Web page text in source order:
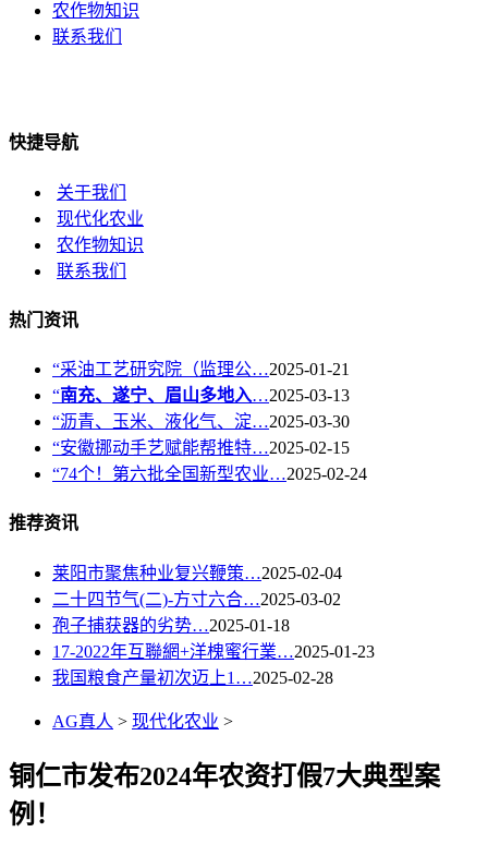
农作物知识
联系我们
快捷导航
关于我们
现代化农业
农作物知识
联系我们
热门资讯
“采油工艺研究院（监理公…2025-01-21
“南充、遂宁、眉山多地入…2025-03-13
“沥青、玉米、液化气、淀…2025-03-30
“安徽挪动手艺赋能帮推特…2025-02-15
“74个！第六批全国新型农业…2025-02-24
推荐资讯
莱阳市聚焦种业复兴鞭策…2025-02-04
二十四节气(二)-方寸六合…2025-03-02
孢子捕获器的劣势…2025-01-18
17-2022年互聯網+洋槐蜜行業…2025-01-23
我国粮食产量初次迈上1…2025-02-28
AG真人 > 现代化农业 >
铜仁市发布2024年农资打假7大典型案
例！